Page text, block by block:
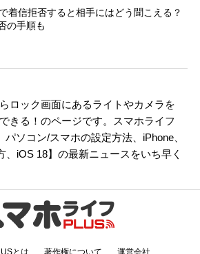
着信拒否すると相手にはどう聞こえる？
の手順も
らロック画面にあるライトやカメラを
きる！のページです。スマホライフ
、パソコン/スマホの設定方法 iPhone
iOS 18】の最新ニュースをいち早く
とは 著作権について 運営会社